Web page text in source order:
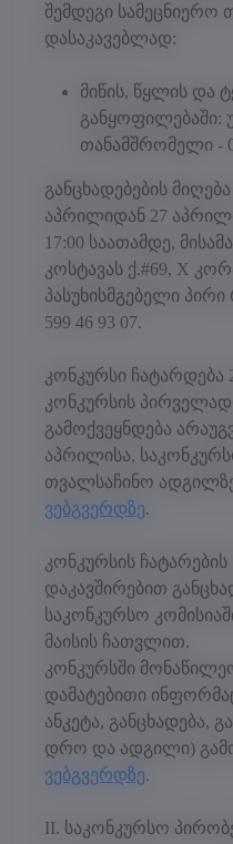
შემდეგი სამეცნიერო
დასაკავებლად:
მიწის, წყლის და
განყოფილებაში:
თანამშრომელი -
განცხადებების
აპრილიდან 27
17:00 საათამდე,
კოსტავას ქ.#69, X
პასუხისმგებელი
599 46 93 07.
კონკურსი ჩატარდება
კონკურსის
გამოქვეყნდება
აპრილისა,
თვალსაჩინო
ვებგვერდზე.
კონკურსის
დაკავშირებით
საკონკურსო
მაისის ჩათვლით.
კონკურსში
დამატებითი
ანკეტა, განცხადება,
დრო და ადგილი)
ვებგვერდზე.
II. საკონკურსო